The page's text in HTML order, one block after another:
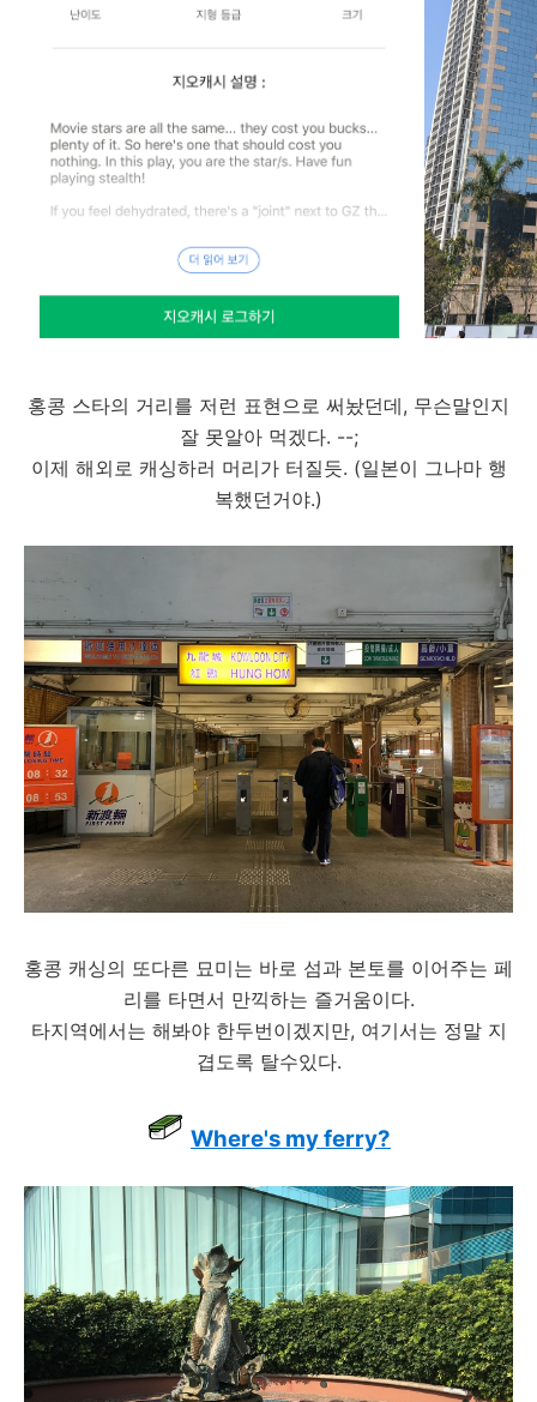
홍콩 스타의 거리를 저런 표현으로 써놨던데, 무슨말인지
잘 못알아 먹겠다. --;
이제 해외로 캐싱하러 머리가 터질듯. (일본이 그나마 행
복했던거야.)
홍콩 캐싱의 또다른 묘미는 바로 섬과 본토를 이어주는 페
리를 타면서 만끽하는 즐거움이다.
타지역에서는 해봐야 한두번이겠지만, 여기서는 정말 지
겹도록 탈수있다.
Where's my ferry?